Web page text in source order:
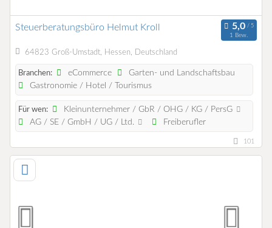
Steuerberatungsbüro Helmut Kroll
1 Bew.
64823 Groß-Umstadt, Hessen, Deutschland
Branchen: eCommerce
Garten- und Landschaftsbau
Gastronomie / Hotel / Tourismus
Für wen:
Kleinunternehmer / GbR / OHG / KG / PersG
AG / SE / GmbH / UG / Ltd.
Freiberufler
101